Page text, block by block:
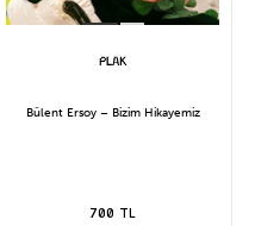
Bülent Ersoy – Bizim Hikayemiz
700 TL